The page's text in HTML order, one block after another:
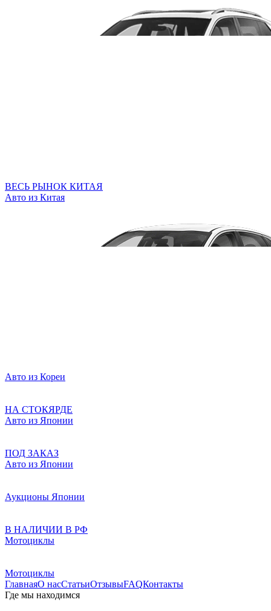
ВЕСЬ РЫНОК КИТАЯ
Авто из Китая
Авто из Кореи
НА СТОКЯРДЕ
Авто из Японии
ПОД ЗАКАЗ
Авто из Японии
Аукционы Японии
В НАЛИЧИИ В РФ
Мотоциклы
Мотоциклы
ГлавнаяО насСтатьиОтзывыFAQКонтакты
Где мы находимся